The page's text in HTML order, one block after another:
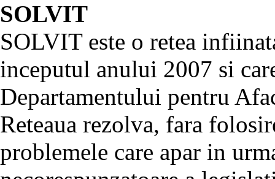
SOLVIT
SOLVIT este o retea
inceputul anului 2007 si
Departamentului pentru
Reteaua rezolva, fara
problemele care apar in